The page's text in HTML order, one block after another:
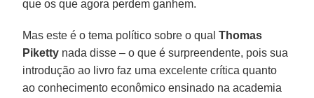
que os que agora perdem ganhem.
Mas este é o tema político sobre o qualThomas
Piketty nada disse – o que é surpreendente, pois sua
introdução ao livro faz uma excelente crítica quanto
ao conhecimento econômico ensinado na academia